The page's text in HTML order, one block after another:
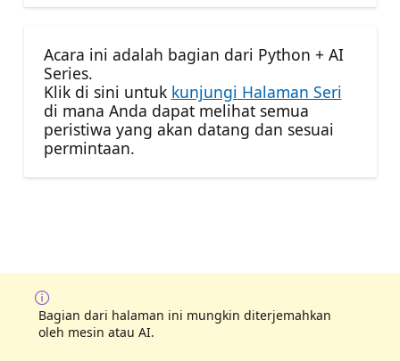
Acara ini adalah bagian dari Python + AI
Series.
Klik di sini untuk kunjungi Halaman Seri
di mana Anda dapat melihat semua
peristiwa yang akan datang dan sesuai
permintaan.
Bagian dari halaman ini mungkin diterjemahkan
oleh mesin atau AI.